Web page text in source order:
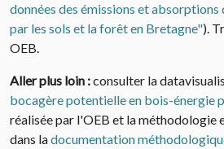
données des émissions et absorptions
par les sols et la forêt en Bretagne").
OEB.
Aller plus loin :consulter la
bocagère potentielle en bois-énergie
réalisée par l'OEB et la méthodologie
dans ladocumentation